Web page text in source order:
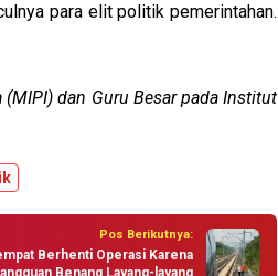
para elit politik pemerintahan.
dan Guru Besar pada Institut
Pos Berikutnya:
Berhenti Operasi Karena